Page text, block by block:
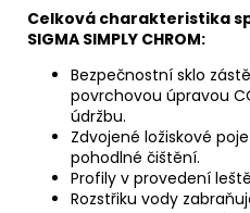
Celková charakteristika
SIGMA SIMPLY CHROM:
Bezpečnostní sklo
povrchovou úpravou
údržbu.
Zdvojené ložiskové
pohodlné čištění.
Profily v provedení
Rozstřiku vody